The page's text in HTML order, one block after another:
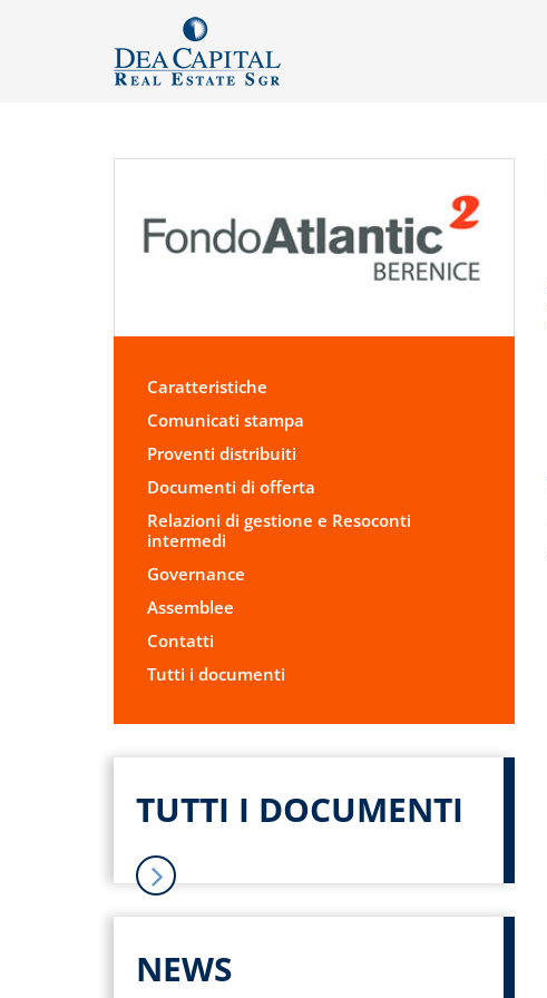
Caratteristiche
Comunicati stampa
Proventi distribuiti
Documenti di offerta
Relazioni di gestione e Resoconti
intermedi
Governance
Assemblee
Contatti
Tutti i documenti
TUTTI I DOCUMENTI
NEWS